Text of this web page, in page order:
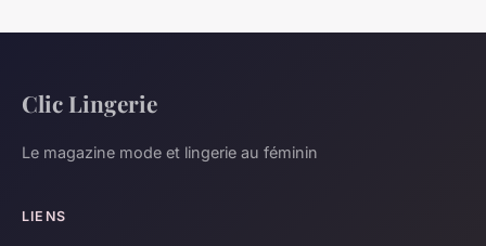
Clic Lingerie
Le magazine mode et lingerie au féminin
LIENS